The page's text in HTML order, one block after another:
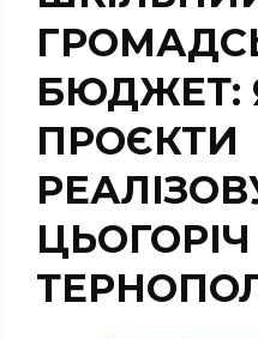
БЮДЖЕТ:
ПРОЄКТИ